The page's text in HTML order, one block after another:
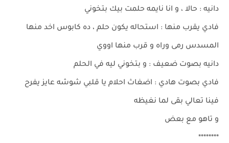
دانيه : حالا ، و انا نايمه حلمت بيك بتخوني
فادي يقرب منها : استحاله يكون حلم ، ده كابوس اخد منها
المسدس رمى وراه و قرب منها اووي
دانيه بصوت ضعيف : و بتخوني ليه في الحلم
فادي بصوت هادي : اضغاث احلام يا قلبي شوشه عايز يفرح
فينا تعالي بقى لما نغيظه
و تاهو مع بعض
********